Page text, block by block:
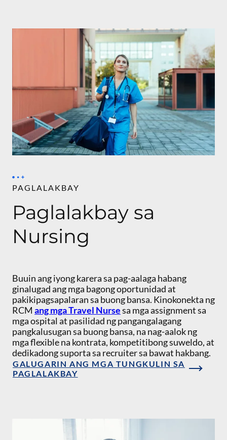
PAGLALAKBAY
Paglalakbay sa
Nursing
Buuin ang iyong karera sa pag-aalaga habang
ginalugad ang mga bagong oportunidad at
pakikipagsapalaran sa buong bansa. Kinokonekta ng
RCM ang mga Travel Nursesa mga assignment sa
mga ospital at pasilidad ng pangangalagang
pangkalusugan sa buong bansa, na nag-aalok ng
mga flexible na kontrata, kompetitibong suweldo, at
dedikadong suporta sa recruiter sa bawat hakbang.
GALUGARIN ANG MGA TUNGKULIN SA
PAGLALAKBAY